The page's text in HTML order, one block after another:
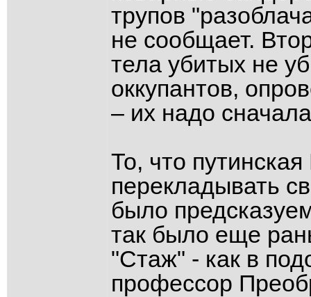
трупов
не сообщает.
тела убитых не
оккупантов,
– их надо
То, что
перекладывать
было
так было еще
"Стаж" - как в
профессор